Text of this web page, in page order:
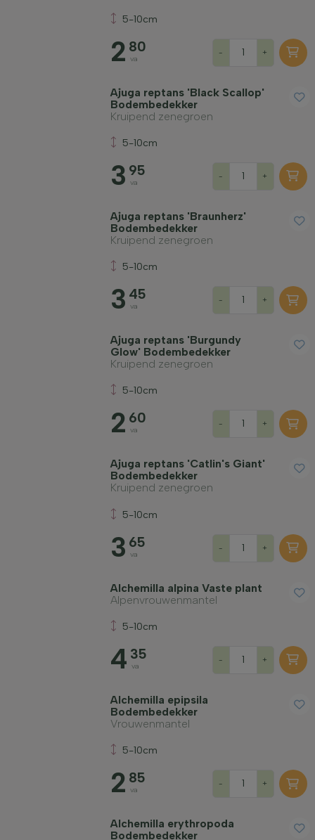
5-10cm
2 80
va
- +
Ajuga reptans 'Black Scallop'
Bodembedekker
Kruipend zenegroen
5-10cm
3 95
va
- +
Ajuga reptans 'Braunherz'
Bodembedekker
Kruipend zenegroen
5-10cm
3 45
va
- +
Ajuga reptans 'Burgundy
Glow' Bodembedekker
Kruipend zenegroen
5-10cm
2 60
va
- +
Ajuga reptans 'Catlin's Giant'
Bodembedekker
Kruipend zenegroen
5-10cm
3 65
va
- +
Alchemilla alpina Vaste plant
Alpenvrouwenmantel
5-10cm
4 35
va
- +
Alchemilla epipsila
Bodembedekker
Vrouwenmantel
5-10cm
2 85
va
- +
Alchemilla erythropoda
Bodembedekker